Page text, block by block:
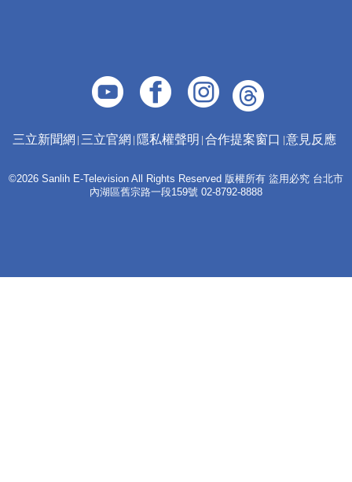
三立新聞網 三立官網 隱私權聲明 合作提案窗口 意見反應
©2026 Sanlih E-Television All Rights Reserved 版權所有 盜用必究 台北市
內湖區舊宗路一段159號 02-8792-8888